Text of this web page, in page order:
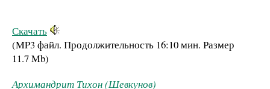
Скачать
(MP3 файл. Продолжительность 16:10 мин. Размер
11.7 Mb)
Архимандрит Тихон (Шевкунов)